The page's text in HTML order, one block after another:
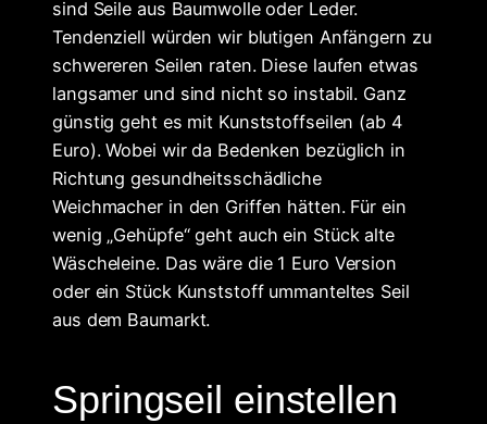
sind Seile aus Baumwolle oder Leder.
Tendenziell würden wir blutigen Anfängern zu
schwereren Seilen raten. Diese laufen etwas
langsamer und sind nicht so instabil. Ganz
günstig geht es mit Kunststoffseilen (ab 4
Euro). Wobei wir da Bedenken bezüglich in
Richtung gesundheitsschädliche
Weichmacher in den Griffen hätten. Für ein
wenig „Gehüpfe“ geht auch ein Stück alte
Wäscheleine. Das wäre die 1 Euro Version
oder ein Stück Kunststoff ummanteltes Seil
aus dem Baumarkt.
Springseil einstellen